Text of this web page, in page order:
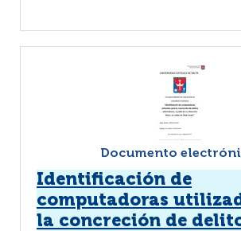
Documento
Identificación de
computadoras
la concreción de